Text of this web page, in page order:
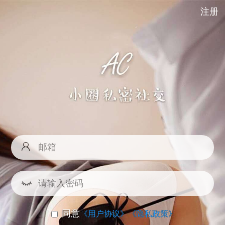
注册
同意《用户协议》《隐私政策》